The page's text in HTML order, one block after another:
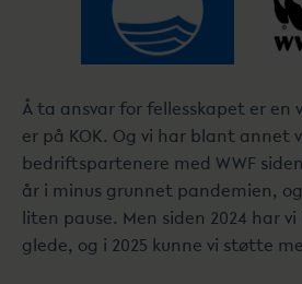
Å ta ansvar for fellesskapet er en
er på KOK. Og vi har blant
bedriftspartenere med WWF
år i minus grunnet pandemien,
liten pause. Men siden 2024 har
glede, og i 2025 kunne vi støtte